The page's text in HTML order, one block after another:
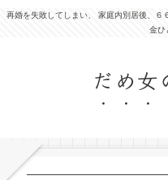
再婚を失敗してしまい、 家庭内別居後、６
金ひ
だめ女